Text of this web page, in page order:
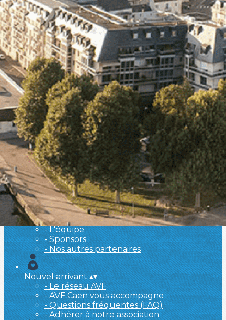
Exporter les lignes sélectionnées
Exporter toutes les colonnes
Exporter uniquement les colonnes affichées
Menu
<
>
- 🎁 Caen on aime, on partage
- 🎉 Les événements AVF
- Activités et Loisirs
Ajoutez un logo, un bouton, des réseaux sociaux
Cliquez pour éditer
L'association▴▾
- L'association
- Brochure
- L'équipe
- Sponsors
- Nos autres partenaires
Nouvel arrivant▴▾
- Le réseau AVF
- AVF Caen vous accompagne
- Questions fréquentes (FAQ)
- Adhérer à notre association